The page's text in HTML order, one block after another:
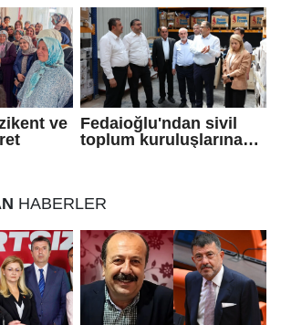
ve
Fedaioğlu'ndan sivil
toplum kuruluşlarına
HABERLER